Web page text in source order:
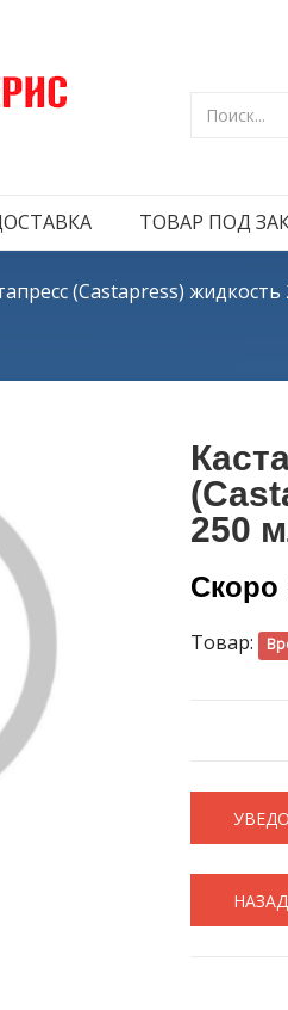
ТОВАР ПОД
(Castapress) жидкость
250
Скоро
Товар:
НАЗАД